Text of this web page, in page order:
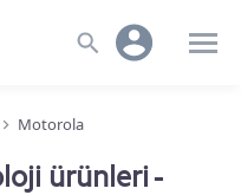
Motorola
ürünleri -